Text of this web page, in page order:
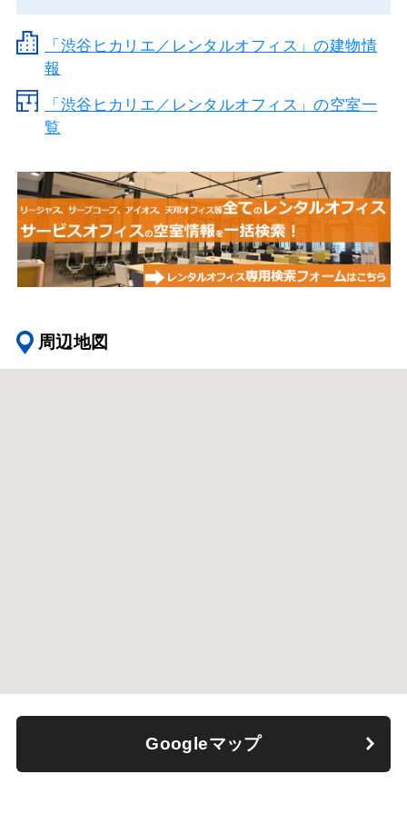
「渋谷ヒカリエ／レンタルオフィス」の建物情
報
「渋谷ヒカリエ／レンタルオフィス」の空室一
覧
周辺地図
Googleマップ